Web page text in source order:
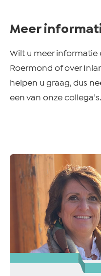
Meer
Wilt u meer informatie
Roermond of over
helpen u graag, dus
een van onze collega’s.